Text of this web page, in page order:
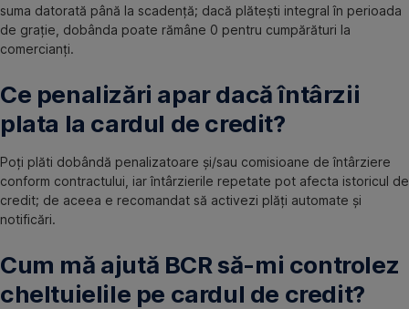
suma datorată până la scadență; dacă plătești integral în perioada
de grație, dobânda poate rămâne 0 pentru cumpărături la
comercianți.
Ce penalizări apar dacă întârzii
plata la cardul de credit?
Poți plăti dobândă penalizatoare și/sau comisioane de întârziere
conform contractului, iar întârzierile repetate pot afecta istoricul de
credit; de aceea e recomandat să activezi plăți automate și
notificări.
Cum mă ajută BCR să-mi controlez
cheltuielile pe cardul de credit?